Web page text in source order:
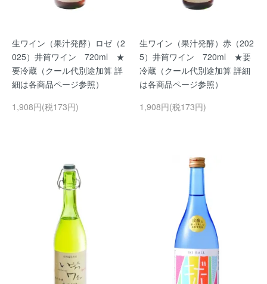
生ワイン（果汁発酵）ロゼ（2
025）井筒ワイン 720ml ★
要冷蔵（クール代別途加算 詳
細は各商品ページ参照）
1,908円(税173円)
生ワイン（果汁発酵）赤（202
5）井筒ワイン 720ml ★要
冷蔵（クール代別途加算 詳細
は各商品ページ参照）
1,908円(税173円)